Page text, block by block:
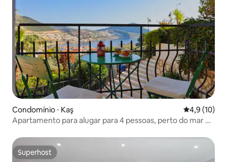
Condomínio ⋅ Kaş 4,9 de uma
4,9 (10)
Apartamento para alugar para 4 pessoas, perto do mar e
Superhost
Superhost